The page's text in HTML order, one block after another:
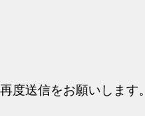
度送信をお願いします。